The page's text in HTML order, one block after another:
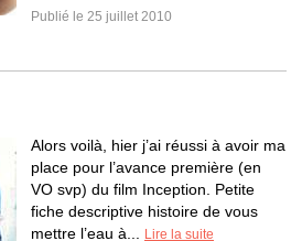
Publié le 25 juillet 2010
Alors voilà, hier j’ai réussi à avoir ma
place pour l’avance première (en
VO svp) du film Inception. Petite
fiche descriptive histoire de vous
mettre l’eau à...
Lire la suite